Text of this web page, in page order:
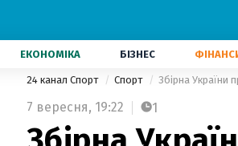
ЕКОНОМІКА БІЗНЕС
24 канал Спорт Спорт Збірна України
7 вересня, 19:22 1